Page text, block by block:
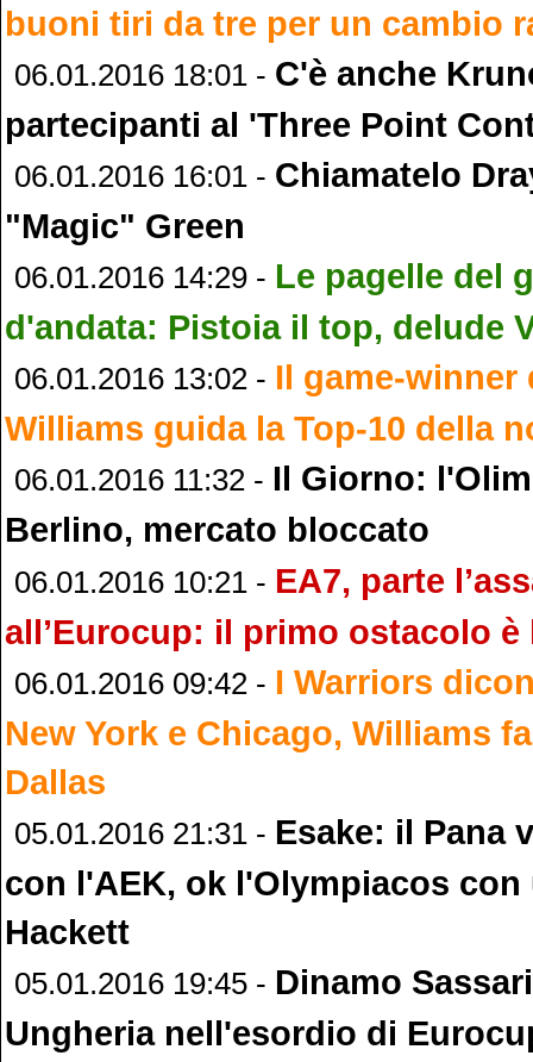
buoni tiri da tre per un cambio
06.01.2016 18:01 - C'è anche
partecipanti al 'Three Point
06.01.2016 16:01 - Chiamatelo
"Magic" Green
06.01.2016 14:29 - Le pagelle del
d'andata: Pistoia il top, delude
06.01.2016 13:02 - Il game-winner
Williams guida la Top-10 della
06.01.2016 11:32 - Il Giorno:
Berlino, mercato bloccato
06.01.2016 10:21 - EA7, parte
all’Eurocup: il primo ostacolo è
06.01.2016 09:42 - I Warriors
New York e Chicago, Williams
Dallas
05.01.2016 21:31 - Esake: il Pana
con l'AEK, ok l'Olympiacos
Hackett
05.01.2016 19:45 - Dinamo
Ungheria nell'esordio di